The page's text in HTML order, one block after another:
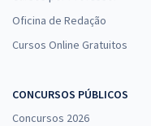
Oficina de Redação
Cursos Online Gratuitos
CONCURSOS PÚBLICOS
Concursos 2026